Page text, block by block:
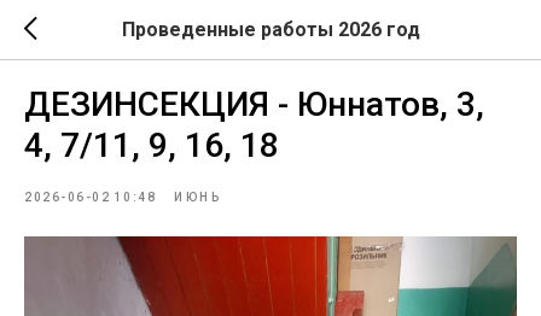
Проведенные работы 2026 год
ДЕЗИНСЕКЦИЯ - Юннатов, 3,
4, 7/11, 9, 16, 18
2026-06-02 10:48 ИЮНЬ